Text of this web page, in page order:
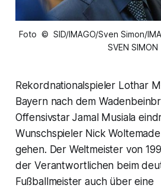
Foto © SID/IMAGO/Sven Simon/
SVEN SIMON
Rekordnationalspieler Lothar
Bayern nach dem
Offensivstar Jamal Musiala
Wunschspieler Nick
gehen. Der Weltmeister von
der Verantwortlichen beim
Fußballmeister auch über eine